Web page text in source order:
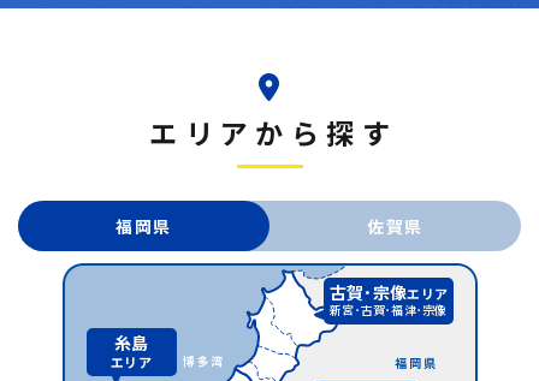
エリアから探す
福岡県 佐賀県
糸島
エリア
古賀･宗像エリア
新宮･古賀･福津･宗像